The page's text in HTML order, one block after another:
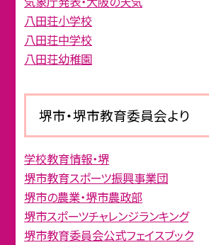
八田荘小学校
八田荘中学校
八田荘幼稚園
堺市・堺市教育委員会より
学校教育情報・堺
堺市教育スポーツ振興事業団
堺市の農業・堺市農政部
堺市スポーツチャレンジランキング
堺市教育委員会公式フェイスブック